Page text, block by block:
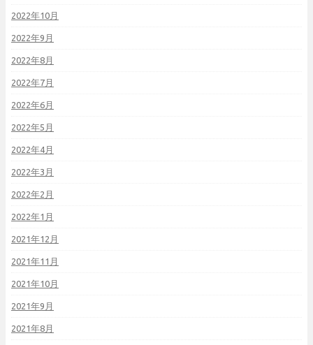
2022年10月
2022年9月
2022年8月
2022年7月
2022年6月
2022年5月
2022年4月
2022年3月
2022年2月
2022年1月
2021年12月
2021年11月
2021年10月
2021年9月
2021年8月